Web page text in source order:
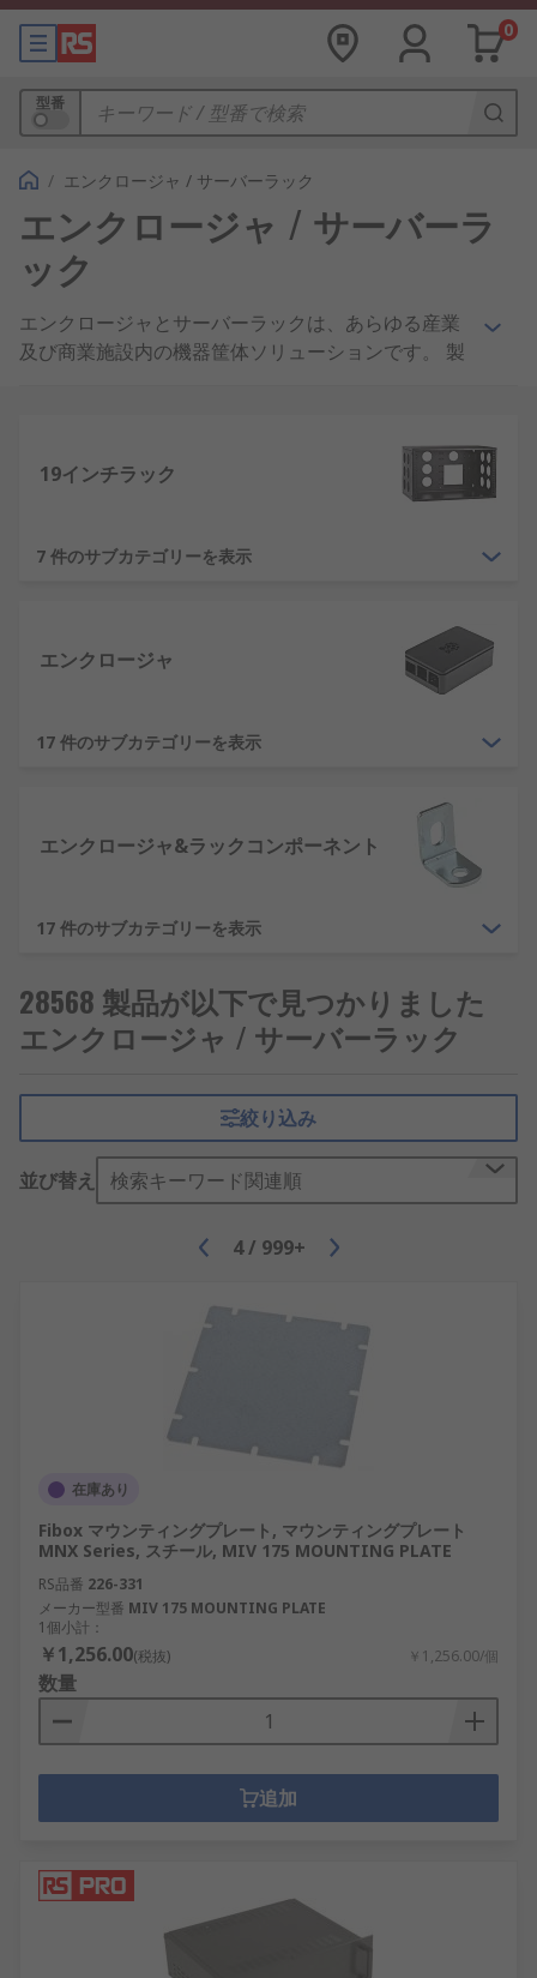
0
型番
/ エンクロージャ / サーバーラック
エンクロージャ / サーバーラ
ック
エンクロージャとサーバーラックは、あらゆる産業
及び商業施設内の機器筐体ソリューションです。 製
弊社が提供するエンクロージャお
要があるなら、 弊社のエンクロージャおよびサーバ
ーラック製品がソリューションを提供します。 RS
では次のようなさまざまな製品を取り扱っていま
19 インチラック。
19 インチラックは、コンピュータネットワークおよ
びデータ機器を収容するためのエンクロージャまた
は取り付けソリューションです。 ラックマウントに
らず安全に保管できます。
ラックケーブル管理
ラックマウントケース
サーバーキャビネット
サーバーラック サーバー引き出し
サブラック
またほかにも、ラックマウント用の金具、 ラックパ
ネル、 ラックレール、 サーバーラックシェルフと
置用のソリューションを提供します。
エンクロージャ
エンクロージャは、保護ボックスで、汚れに弱い機
器の収納や、 ほこりや湿気に弱い機器を収納し、損
傷を防止します。 エンクロージャは丈夫な素材でで
きており、屋内外での保護を提供します。また、安
全性を高めるためのロックが付属しています。 弊社
は、次のようなあらゆるタイプのエンクロージャ向
けのソリューションを提供しています。
デスクトップエンクロージャ
開発ボードエンクロージャ
DIN レールエンクロージャ
床設置型エンクロージャ
汎用エンクロージャ ハンドヘルドエンクロー
装置ケース
基板実装エンクロージャ
電源ケースおよびポッティングボックス
19インチラック
7 件のサブカテゴリーを表示
エンクロージャ
17 件のサブカテゴリーを表示
エンクロージャ&ラックコンポーネント
17 件のサブカテゴリーを表示
28568 製品が以下で見つかりました
エンクロージャ / サーバーラック
絞り込み
並び替え 検索キーワード関連順
4 / 999+
在庫あり
Fibox マウンティングプレート, マウンティングプレート
MNX Series, スチール, MIV 175 MOUNTING PLATE
RS品番 226-331
メーカー型番 MIV 175 MOUNTING PLATE
1個小計：
￥1,256.00(税抜) ￥1,256.00/個
数量
追加